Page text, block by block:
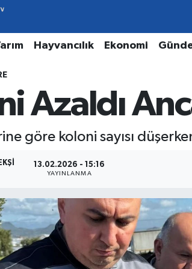
Hayvancılık Ekonomi
Azaldı
göre koloni sayısı
13.02.2026 - 15:16
YAYINLANMA
ve Fikstür